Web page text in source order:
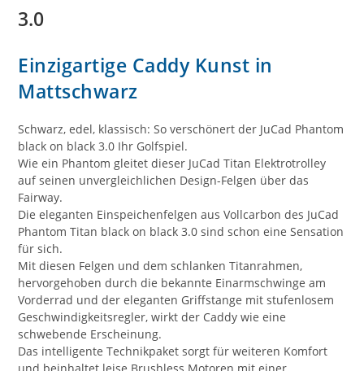
3.0
Einzigartige Caddy Kunst in
Mattschwarz
Schwarz, edel, klassisch: So verschönert der JuCad Phantom
black on black 3.0 Ihr Golfspiel.
Wie ein Phantom gleitet dieser JuCad Titan Elektrotrolley
auf seinen unvergleichlichen Design-Felgen über das
Fairway.
Die eleganten Einspeichenfelgen aus Vollcarbon des JuCad
Phantom Titan black on black 3.0 sind schon eine Sensation
für sich.
Mit diesen Felgen und dem schlanken Titanrahmen,
hervorgehoben durch die bekannte Einarmschwinge am
Vorderrad und der eleganten Griffstange mit stufenlosem
Geschwindigkeitsregler, wirkt der Caddy wie eine
schwebende Erscheinung.
Das intelligente Technikpaket sorgt für weiteren Komfort